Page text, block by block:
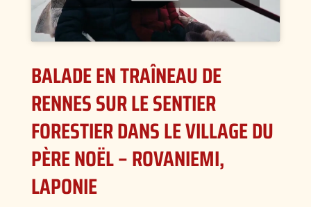
BALADE EN TRAÎNEAU DE
RENNES SUR LE SENTIER
FORESTIER DANS LE VILLAGE DU
PÈRE NOËL – ROVANIEMI,
LAPONIE